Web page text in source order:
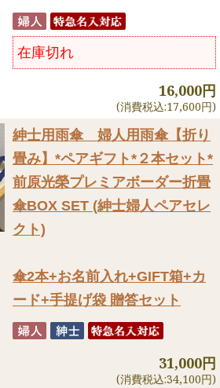
在庫切れ
16,000円
(消費税込:17,600円)
紳士用雨傘 婦人用雨傘【折り
畳み】 *ペアギフト*２本セット*
前原光榮プレミアボーダー折畳
傘BOX SET (紳士婦人ペアセレ
クト)
傘2本+お名前入れ+GIFT箱+カ
ード+手提げ袋 贈答セット
31,000円
(消費税込:34,100円)